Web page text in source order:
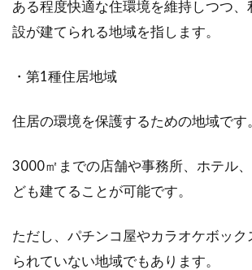
給湯器が故障して
いる時に、給湯器が故障
明書の提出は省略
ある程度快適な住環境を維持しつつ
設が建てられる地域を指します。
・第1種住居地域
住居の環境を保護するための地域です。
3000㎡までの店舗や事務所、ホテル
ども建てることが可能です。
ただし、パチンコ屋やカラオケボック
られていない地域でもあります。